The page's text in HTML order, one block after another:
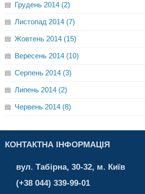
Грудень 2014 (2)
Листопад 2014 (7)
Жовтень 2014 (15)
Вересень 2014 (10)
Серпень 2014 (3)
Липень 2014 (2)
Червень 2014 (8)
КОНТАКТНА ІНФОРМАЦІЯ
вул. Табірна, 30-32, м. Київ
(+38 044) 339-99-01